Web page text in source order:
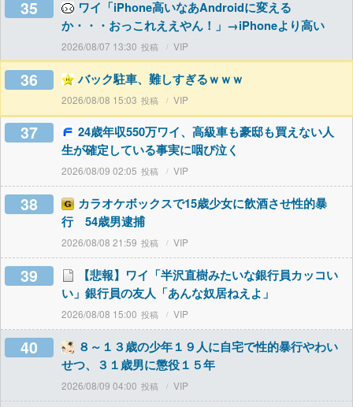
35
ワイ「iPhone高いなあAndroidに変える
か・・・おっこれええやん！」→iPhoneより高い
2026/08/07 13:30 VIP
36 バック駐車、難しすぎるｗｗｗ
2026/08/08 15:03 VIP
37
24歳年収550万ワイ、高級車も豪邸も買えない人
生が確定している事実に咽び泣く
2026/08/09 02:05 VIP
38
カラオケボックスで15歳少女に飲酒させ性的暴
行 54歳男逮捕
2026/08/08 21:59 VIP
39
【悲報】ワイ「半沢直樹みたいな銀行員カッコい
い」銀行員の友人「あんな奴居ねえよ」
2026/08/08 15:00 VIP
40
８～１３歳の少年１９人に自宅で性的暴行やわい
せつ、３１歳男に懲役１５年
2026/08/09 04:00 VIP